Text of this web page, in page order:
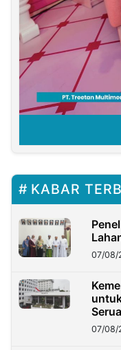
KABAR
07/08/
07/08/